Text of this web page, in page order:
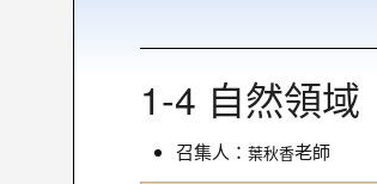
1-4 自然領域
召集人： 葉秋香老師